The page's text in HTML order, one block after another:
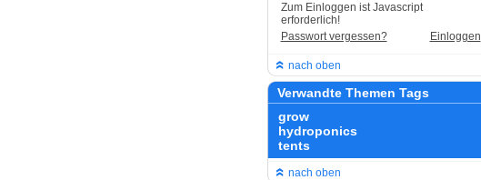
Zum Einloggen ist Javascript
erforderlich!
Passwort vergessen?
Einloggen
nach oben
Verwandte Themen Tags
grow
hydroponics
tents
nach oben